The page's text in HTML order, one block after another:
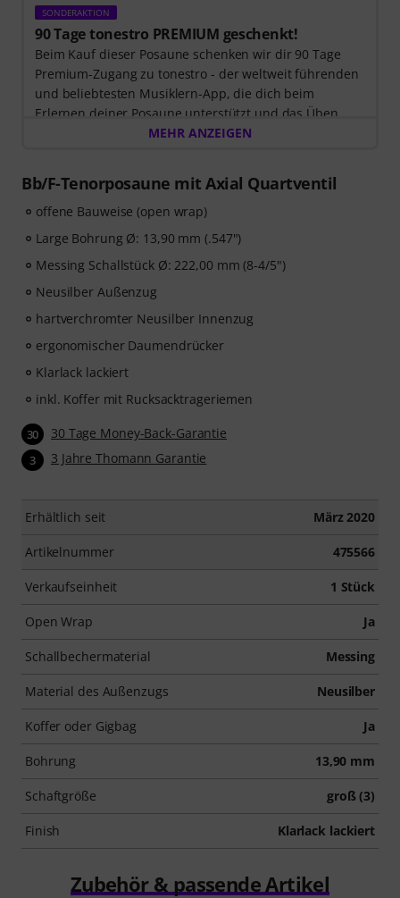
SONDERAKTION
90 Tage tonestro PREMIUM geschenkt!
Beim Kauf dieser Posaune schenken wir dir 90 Tage
Premium-Zugang zu tonestro - der weltweit führenden
und beliebtesten Musiklern-App, die dich beim
Erlernen deiner Posaune unterstützt und das Üben
zum Vergnügen wird. Entdecke die Welt der Musik mit
270 zielgerichteten Übungen.
Das interaktive Live-Feedback von tonestro hört dir
beim Spielen zu, analysiert jeden gespielten Ton und
gibt dir unmittelbar Rückmeldung zur Tonhöhe und
Rhythmus. Ergreife jetzt die Chance, deiner
Posaunenfähigkeiten flexibel, effektiv und mit Freude
zu entwickeln – zu jeder Zeit, an jedem Ort. Keine
automatische Verlängerung!
MEHR ANZEIGEN
Bb/F-Tenorposaune mit Axial Quartventil
offene Bauweise (open wrap)
Large Bohrung Ø: 13,90 mm (.547")
Messing Schallstück Ø: 222,00 mm (8-4/5")
Neusilber Außenzug
hartverchromter Neusilber Innenzug
ergonomischer Daumendrücker
Klarlack lackiert
inkl. Koffer mit Rucksacktrageriemen
30 30 Tage Money-Back-Garantie
3 3 Jahre Thomann Garantie
Erhältlich seit März 2020
Artikelnummer 475566
Verkaufseinheit 1 Stück
Open Wrap Ja
Schallbechermaterial Messing
Material des Außenzugs Neusilber
Koffer oder Gigbag Ja
Bohrung 13,90 mm
Schaftgröße groß (3)
Finish Klarlack lackiert
Zubehör & passende Artikel